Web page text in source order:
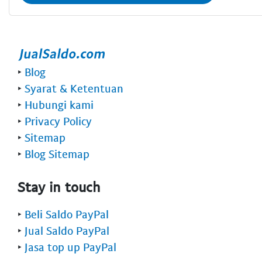
‣ Blog
‣ Syarat & Ketentuan
‣ Hubungi kami
‣ Privacy Policy
‣ Sitemap
‣ Blog Sitemap
Stay in touch
‣ Beli Saldo PayPal
‣ Jual Saldo PayPal
‣ Jasa top up PayPal